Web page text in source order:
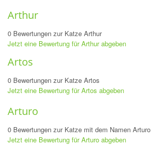
Arthur
0 Bewertungen zur Katze Arthur
Jetzt eine Bewertung für Arthur abgeben
Artos
0 Bewertungen zur Katze Artos
Jetzt eine Bewertung für Artos abgeben
Arturo
0 Bewertungen zur Katze mit dem Namen Arturo
Jetzt eine Bewertung für Arturo abgeben